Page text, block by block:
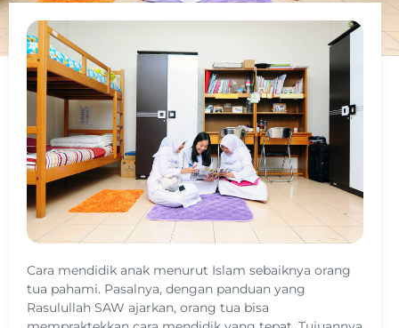
Cara mendidik anak menurut Islam sebaiknya orang
tua pahami. Pasalnya, dengan panduan yang
Rasulullah SAW ajarkan, orang tua bisa